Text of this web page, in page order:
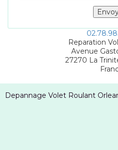
Reparation
Avenue
27270 La
Depannage Volet Roulant